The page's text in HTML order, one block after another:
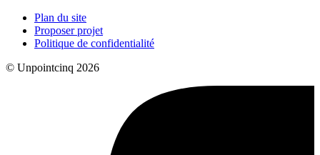
Plan du site
Proposer projet
Politique de confidentialité
© Unpointcinq 2026